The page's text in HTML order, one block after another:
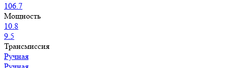
106.7
Мощность
10.8
9.5
Трансмиссия
Ручная